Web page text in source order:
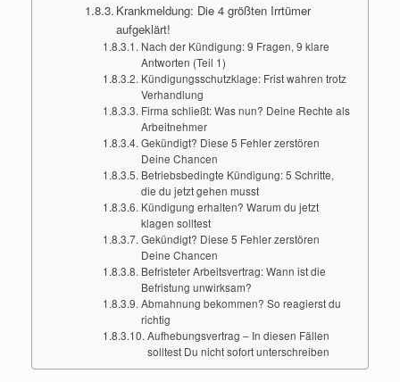
Krankmeldung: Die 4 größten Irrtümer
aufgeklärt!
Nach der Kündigung: 9 Fragen, 9 klare
Antworten (Teil 1)
Kündigungsschutzklage: Frist wahren trotz
Verhandlung
Firma schließt: Was nun? Deine Rechte als
Arbeitnehmer
Gekündigt? Diese 5 Fehler zerstören
Deine Chancen
Betriebsbedingte Kündigung: 5 Schritte,
die du jetzt gehen musst
Kündigung erhalten? Warum du jetzt
klagen solltest
Gekündigt? Diese 5 Fehler zerstören
Deine Chancen
Befristeter Arbeitsvertrag: Wann ist die
Befristung unwirksam?
Abmahnung bekommen? So reagierst du
richtig
Aufhebungsvertrag – In diesen Fällen
solltest Du nicht sofort unterschreiben